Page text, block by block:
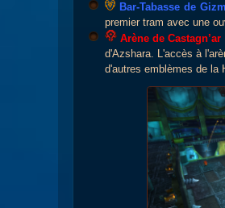
Bar-Tabasse de
premier tram avec une
Arène de Castagn’ar
d'Azshara. L'accès à
d'autres emblèmes de la